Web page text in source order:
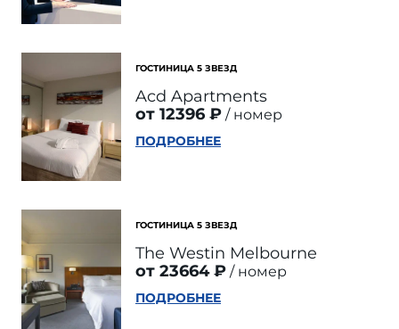
ГОСТИНИЦА 5 ЗВЕЗД
Acd Apartments
от 12396 ₽
номер
ПОДРОБНЕЕ
ГОСТИНИЦА 5 ЗВЕЗД
The Westin Melbourne
от 23664 ₽
номер
ПОДРОБНЕЕ